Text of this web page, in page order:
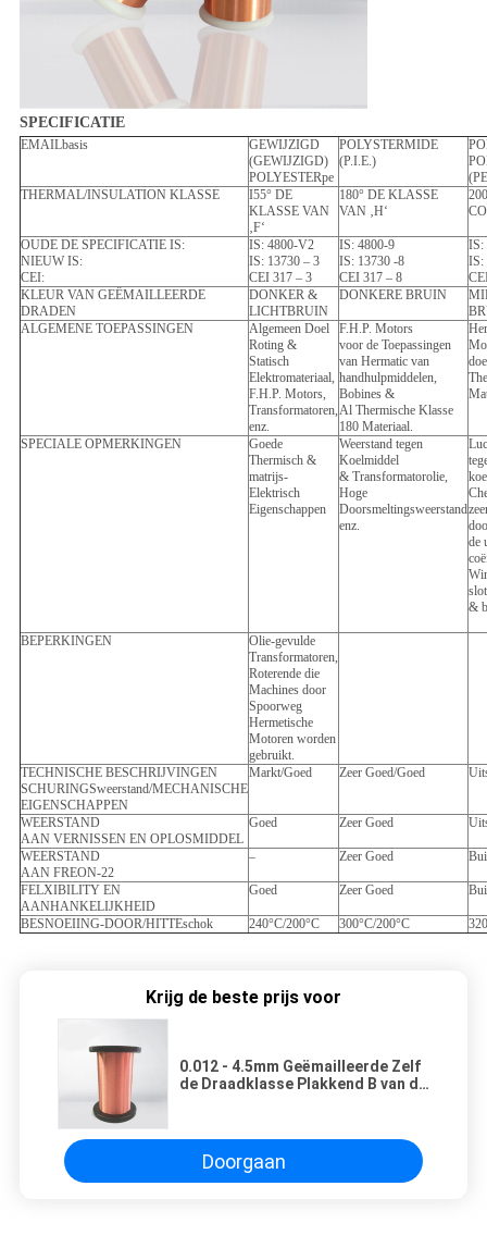
SPECIFICATIE
EMAILbasis
GEWIJZIGD
(GEWIJZIGD)
POLYESTERpe
POLYSTERMIDE
(P.I.E.)
THERMAL/INSULATION KLASSE
I55° DE
KLASSE VAN
‚F‘
180° DE KLASSE
VAN ‚H‘
OUDE DE SPECIFICATIE IS:
NIEUW IS:
CEI:
IS: 4800-V2
IS: 13730 – 3
CEI 317 – 3
IS: 4800-9
IS: 13730 -8
CEI 317 – 8
IS:
IS:
KLEUR VAN GEËMAILLEERDE
DRADEN
DONKER &
LICHTBRUIN
DONKERE BRUIN
ALGEMENE TOEPASSINGEN
Algemeen Doel
Roting &
Statisch
Elektromateriaal,
F.H.P. Motors,
Transformatoren,
enz.
F.H.P. Motors
voor de Toepassingen
van Hermatic van
handhulpmiddelen,
Bobines &
Al Thermische Klasse
180 Materiaal.
SPECIALE OPMERKINGEN
Goede
Thermisch &
matrijs-
Elektrisch
Eigenschappen
Weerstand tegen
Koelmiddel
& Transformatorolie,
Hoge
Doorsmeltingsweerstand
enz.
de
&
BEPERKINGEN
Olie-gevulde
Transformatoren,
Roterende die
Machines door
Spoorweg
Hermetische
Motoren worden
gebruikt.
TECHNISCHE BESCHRIJVINGEN
SCHURINGSweerstand/MECHANISCHE
EIGENSCHAPPEN
Markt/Goed Zeer Goed/Goed
WEERSTAND
AAN VERNISSEN EN OPLOSMIDDEL
Goed Zeer Goed
WEERSTAND
AAN FREON-22
– Zeer Goed
FELXIBILITY EN
AANHANKELIJKHEID
Goed Zeer Goed
BESNOEIING-DOOR/HITTEschok 240°C/200°C 300°C/200°C
Krijg de beste prijs voor
0.012 - 4.5mm Geëmailleerde Zelf
de Draadklasse Plakkend B van de
Doorgaan